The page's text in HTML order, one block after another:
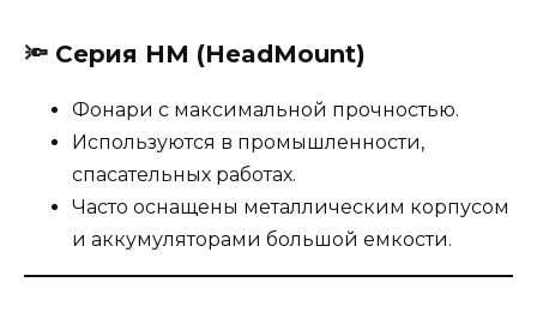
🔦 Серия HM (HeadMount)
Фонари с максимальной прочностью.
Используются в промышленности,
спасательных работах.
Часто оснащены металлическим корпусом
и аккумуляторами большой емкости.